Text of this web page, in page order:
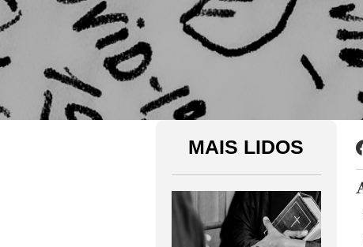
MAIS LIDOS